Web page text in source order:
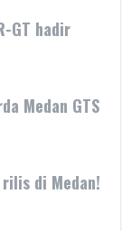
GT hadir
Medan GTS
di Medan!